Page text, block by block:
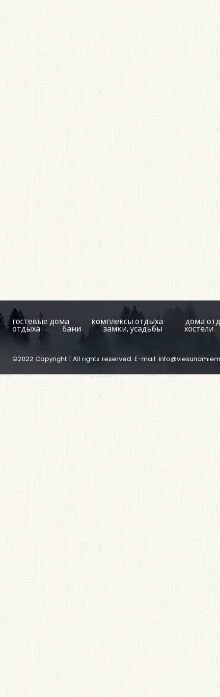
гостевые дома комплексы отдыха дома
отдыха бани замки, усадьбы хостели
©2022 Copyright | All rights reserved. E-mail: